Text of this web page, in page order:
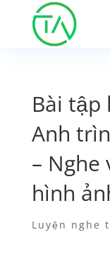
Bài tập
Anh
– Nghe
hình
Luyện nghe